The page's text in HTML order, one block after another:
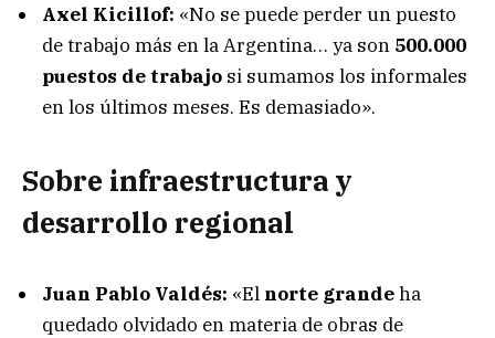
Axel Kicillof: «No se puede perder un puesto
de trabajo más en la Argentina… ya son 500.000
puestos de trabajo si sumamos los informales
en los últimos meses. Es demasiado».
Sobre infraestructura y
desarrollo regional
Juan Pablo Valdés: «El norte grandeha
quedado olvidado en materia de obras de